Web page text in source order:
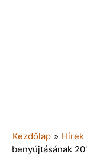
Kezdőlap » Hírek
benyújtásának